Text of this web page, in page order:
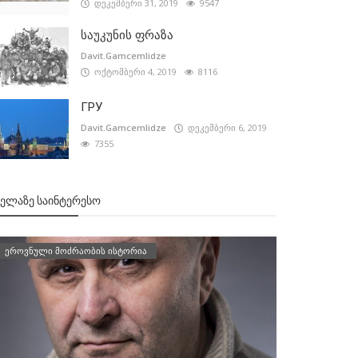
დეკემბერი 31, 2019 9547
საუკუნის ფრაზა
Davit.Gamcemlidze
ოქტომბერი 4, 2019
8116
ГРУ
Davit.Gamcemlidze
დეკემბერი 6, 2019
7355
ᲡᲐᲘᲜᲢᲔᲠᲔᲡᲝ
ეროვნული მოძრაობის ისტორია